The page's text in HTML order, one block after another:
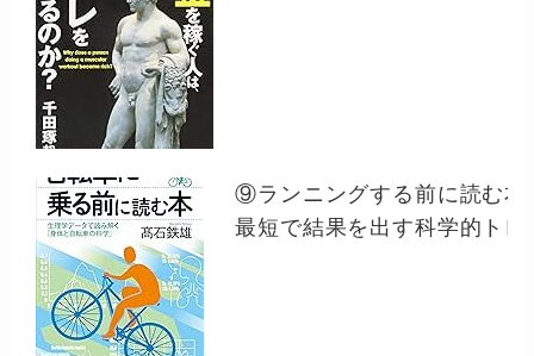
⑨ランニングする前に読む
最短で結果を出す科学的トレ